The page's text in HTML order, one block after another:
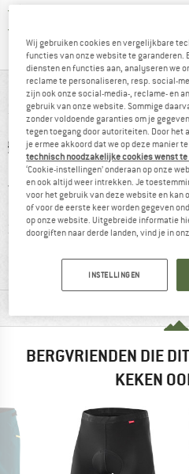
IN EEN
Elastisch
BERGVRIENDEN DIE
KEKEN
Wij gebruiken cookies en vergelijkbare
functies van onze website te garanderen.
diensten en functies aan, analyseren we
reclame te personaliseren, resp. social-
zijn ook onze social-media-, reclame- en
gebruik van onze website. Sommige
zonder voldoende garanties om je
tegen toegang door autoriteiten. Door het
je ermee akkoord dat we op deze manier
technisch noodzakelijke cookies wenst
‘Cookie-instellingen’ onderaan op onze
en ook altijd weer intrekken. Je
voor het gebruik van deze website en kan
of voor de eerste keer worden gegeven
op onze website. Uitgebreide informatie
doorgiften naar derde landen, vind je in
INSTELLINGEN